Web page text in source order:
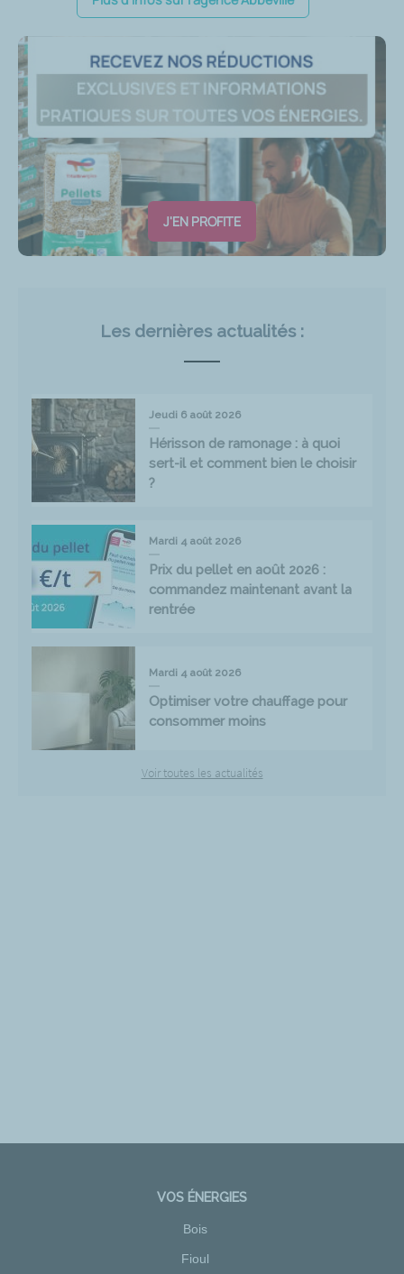
J'EN PROFITE
Les dernières actualités :
Jeudi 6 août 2026
Hérisson de ramonage : à quoi
sert-il et comment bien le choisir
?
Mardi 4 août 2026
Prix du pellet en août 2026 :
commandez maintenant avant la
rentrée
Mardi 4 août 2026
Optimiser votre chauffage pour
consommer moins
Voir toutes les actualités
VOS ÉNERGIES
Bois
Fioul